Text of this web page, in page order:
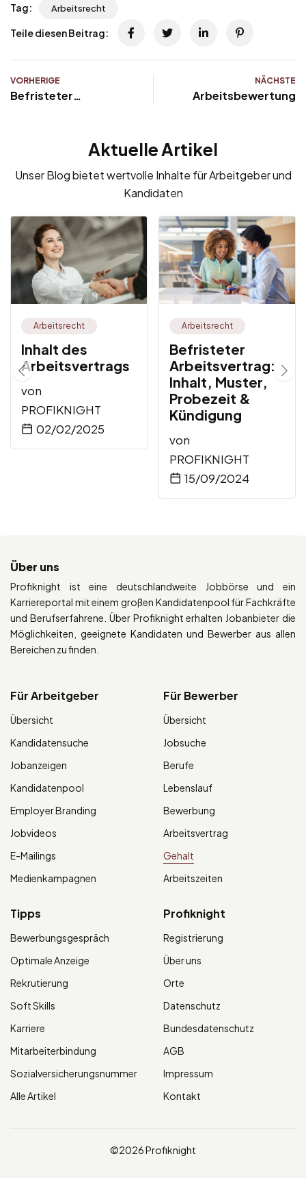
Tag: Arbeitsrecht
Teile diesen Beitrag:
VORHERIGE
Befristeter
NÄCHSTE
Arbeitsbewertung
Aktuelle Artikel
Unser Blog bietet wertvolle Inhalte für Arbeitgeber und
Kandidaten
Arbeitsrecht
Inhalt des
Arbeitsvertrags
von
PROFIKNIGHT
02/02/2025
Arbeitsrecht
Befristeter
Arbeitsvertrag:
Inhalt, Muster,
Probezeit &
Kündigung
von
PROFIKNIGHT
15/09/2024
Über uns
Profiknight ist eine deutschlandweite Jobbörse und ein
Karriereportal mit einem großen Kandidatenpool für Fachkräfte
und Berufserfahrene. Über Profiknight erhalten Jobanbieter die
Möglichkeiten, geeignete Kandidaten und Bewerber aus allen
Bereichen zu finden.
Für Arbeitgeber
Übersicht
Kandidatensuche
Jobanzeigen
Kandidatenpool
Employer Branding
Jobvideos
E-Mailings
Medienkampagnen
Für Bewerber
Übersicht
Jobsuche
Berufe
Lebenslauf
Bewerbung
Arbeitsvertrag
Gehalt
Arbeitszeiten
Tipps
Bewerbungsgespräch
Optimale Anzeige
Rekrutierung
Soft Skills
Karriere
Mitarbeiterbindung
Sozialversicherungsnummer
Alle Artikel
Profiknight
Registrierung
Über uns
Orte
Datenschutz
Bundesdatenschutz
AGB
Impressum
Kontakt
©2026 Profiknight